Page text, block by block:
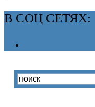
В СОЦ СЕТЯХ: